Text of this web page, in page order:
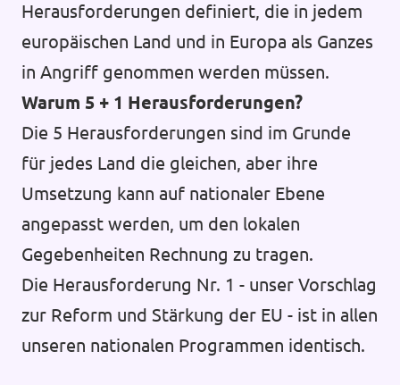
Herausforderungen definiert, die in jedem
europäischen Land und in Europa als Ganzes
in Angriff genommen werden müssen.
Warum 5 + 1 Herausforderungen?
Die 5 Herausforderungen sind im Grunde
für jedes Land die gleichen, aber ihre
Umsetzung kann auf nationaler Ebene
angepasst werden, um den lokalen
Gegebenheiten Rechnung zu tragen.
Die Herausforderung Nr. 1 - unser Vorschlag
zur Reform und Stärkung der EU - ist in allen
unseren nationalen Programmen identisch.